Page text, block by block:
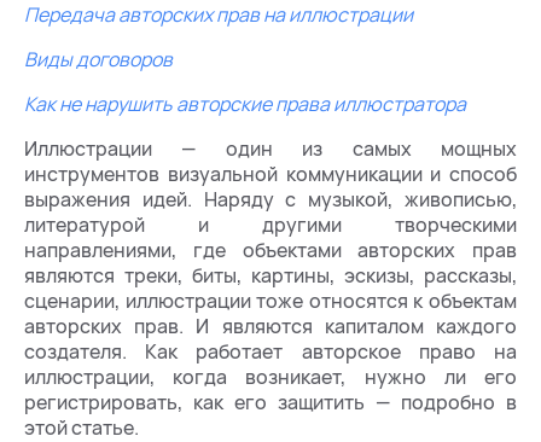
Передача авторских прав на иллюстрации
Виды договоров
Как не нарушить авторские права иллюстратора
Иллюстрации — один из самых мощных
инструментов визуальной коммуникации и способ
выражения идей. Наряду с музыкой, живописью,
литературой и другими творческими
направлениями, где объектами авторских прав
являются треки, биты, картины, эскизы, рассказы,
сценарии, иллюстрации тоже относятся к объектам
авторских прав. И являются капиталом каждого
создателя. Как работает авторское право на
иллюстрации, когда возникает, нужно ли его
регистрировать, как его защитить — подробно в
этой статье.